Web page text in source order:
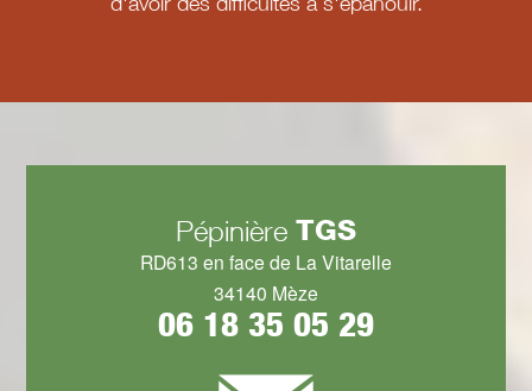
Pépinière TGS
RD613 en face de La Vitarelle
34140 Mèze
06 18 35 05 29